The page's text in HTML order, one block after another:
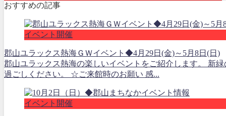
おすすめの記事
イベント開催
郡山ユラックス熱海ＧＷイベント◆4月29日(金)～5月8日(日)
郡山ユラックス熱海の楽しいイベントをご紹介します。 新
過ごしください。 ☆ご来館時のお願い 感...
イベント開催